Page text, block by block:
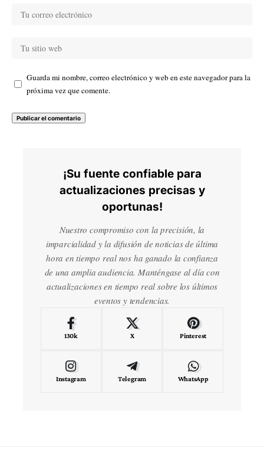
Guarda mi nombre, correo electrónico y web en este navegador para la
próxima vez que comente.
¡Su fuente confiable para
actualizaciones precisas y
oportunas!
Nuestro compromiso con la precisión, la
imparcialidad y la difusión de noticias de última
hora en tiempo real nos ha ganado la confianza
de una amplia audiencia. Manténgase al día con
actualizaciones en tiempo real sobre los últimos
eventos y tendencias.
130k X Pinterest
Instagram Telegram WhatsApp